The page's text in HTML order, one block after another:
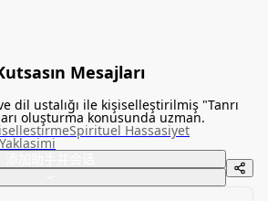
Mesajları
dil ustalığı ile kişiselleştirilmiş "Tanrı
oluşturma konusunda uzman.
Spirituel Hassasiyet